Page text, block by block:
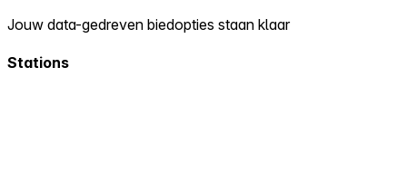
Jouw data-gedreven biedopties staan klaar
Stations